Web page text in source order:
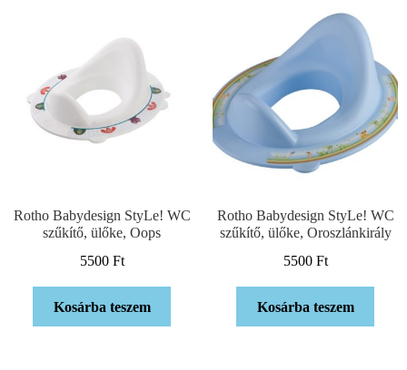
Rotho Babydesign StyLe! WC
szűkítő, ülőke, Oops
5500 Ft
Kosárba teszem
Rotho Babydesign StyLe! WC
szűkítő, ülőke, Oroszlánkirály
5500 Ft
Kosárba teszem